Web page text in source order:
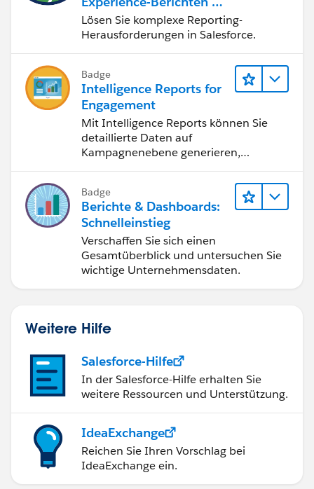
Dashboards
Lösen Sie komplexe Reporting-
Herausforderungen in Salesforce.
Badge
Intelligence Reports for
Engagement
Mit Intelligence Reports können Sie
detaillierte Daten auf
Kampagnenebene generieren,
Badge
Berichte & Dashboards:
Schnelleinstieg
Verschaffen Sie sich einen
Gesamtüberblick und untersuchen Sie
wichtige Unternehmensdaten.
Weitere Hilfe
Salesforce-Hilfe
In der Salesforce-Hilfe erhalten Sie
weitere Ressourcen und Unterstützung.
IdeaExchange
Reichen Sie Ihren Vorschlag bei
IdeaExchange ein.